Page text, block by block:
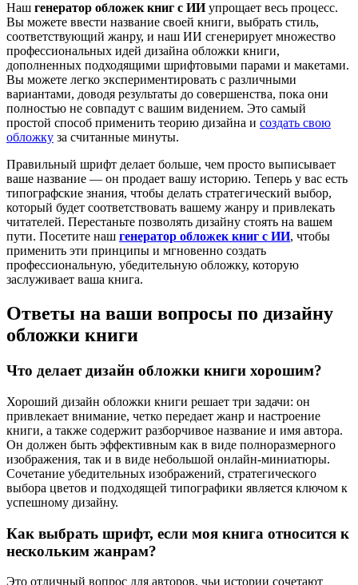
Наш генератор обложек книг с ИИупрощает весь процесс.
Вы можете ввести название своей книги, выбрать стиль,
соответствующий жанру, и наш ИИ сгенерирует множество
профессиональных идей дизайна обложки книги,
дополненных подходящими шрифтовыми парами и макетами.
Вы можете легко экспериментировать с различными
вариантами, доводя результаты до совершенства, пока они
полностью не совпадут с вашим видением. Это самый
простой способ применить теорию дизайна и создать свою
обложку за считанные минуты.
Правильный шрифт делает больше, чем просто выписывает
ваше название — он продает вашу историю. Теперь у вас есть
типографские знания, чтобы делать стратегический выбор,
который будет соответствовать вашему жанру и привлекать
читателей. Перестаньте позволять дизайну стоять на вашем
пути. Посетите наш генератор обложек книг с ИИ, чтобы
применить эти принципы и мгновенно создать
профессиональную, убедительную обложку, которую
заслуживает ваша книга.
Ответы на ваши вопросы по дизайну
обложки книги
Что делает дизайн обложки книги хорошим?
Хороший дизайн обложки книги решает три задачи: он
привлекает внимание, четко передает жанр и настроение
книги, а также содержит разборчивое название и имя автора.
Он должен быть эффективным как в виде полноразмерного
изображения, так и в виде небольшой онлайн-миниатюры.
Сочетание убедительных изображений, стратегического
выбора цветов и подходящей типографики является ключом к
успешному дизайну.
Как выбрать шрифт, если моя книга относится к
нескольким жанрам?
Это отличный вопрос для авторов, чьи истории сочетают